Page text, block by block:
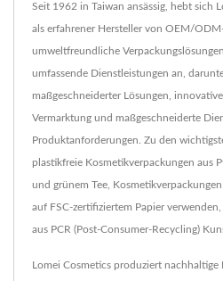
Seit 1962 in Taiwan ansässig, hebt sich
als erfahrener Hersteller von OEM/
umweltfreundliche
umfassende Dienstleistungen an,
maßgeschneiderter Lösungen,
Vermarktung und maßgeschneiderte
Produktanforderungen. Zu den
plastikfreie Kosmetikverpackungen aus
und grünem Tee,
auf FSC-zertifiziertem Papier
aus PCR (Post-Consumer-Recycling)
Lomei Cosmetics produziert nachhaltige